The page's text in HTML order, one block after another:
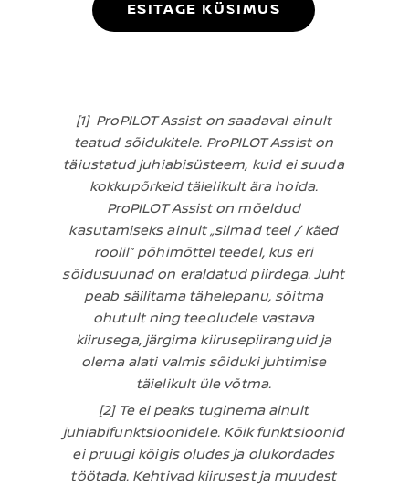
ESITAGE KÜSIMUS
[1] ProPILOT Assist on saadaval ainult
teatud sõidukitele. ProPILOT Assist on
täiustatud juhiabisüsteem, kuid ei suuda
kokkupõrkeid täielikult ära hoida.
ProPILOT Assist on mõeldud
kasutamiseks ainult „silmad teel / käed
roolil” põhimõttel teedel, kus eri
sõidusuunad on eraldatud piirdega. Juht
peab säilitama tähelepanu, sõitma
ohutult ning teeoludele vastava
kiirusega, järgima kiirusepiiranguid ja
olema alati valmis sõiduki juhtimise
täielikult üle võtma.
[2] Te ei peaks tuginema ainult
juhiabifunktsioonidele. Kõik funktsioonid
ei pruugi kõigis oludes ja olukordades
töötada. Kehtivad kiirusest ja muudest